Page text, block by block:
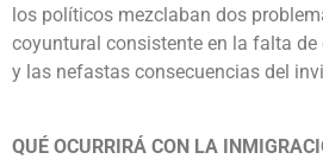
los políticos mezclaban dos
coyuntural consistente en la falta de
y las nefastas consecuencias del
QUÉ OCURRIRÁ CON LA